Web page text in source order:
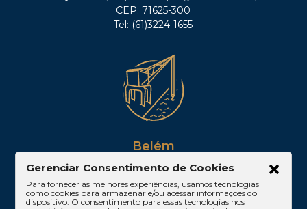
CEP: 71625-300
Tel: (61)3224-1655
Belém
Av. Visconde de Souza Franco, 05, Sala 2102 –
Edifício Quadra Corporate, Umarizal – Belém/PA
CEP: 66053-000
Gerenciar Consentimento de Cookies
Para fornecer as melhores experiências, usamos tecnologias
como cookies para armazenar e/ou acessar informações do
dispositivo. O consentimento para essas tecnologias nos